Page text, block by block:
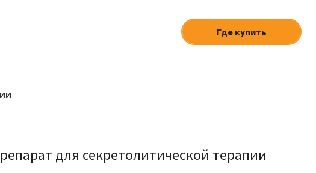
Где купить
для секретолитической терапии